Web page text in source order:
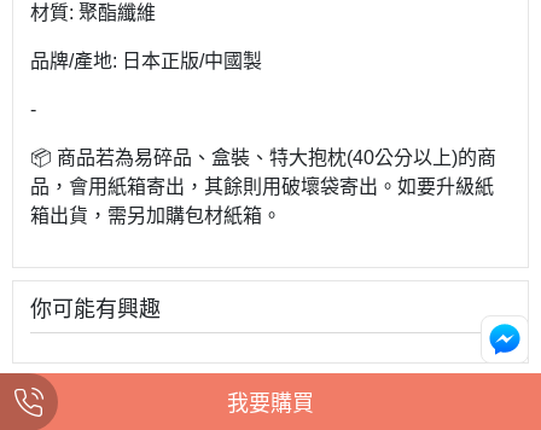
材質: 聚酯纖維
品牌/產地: 日本正版/中國製
-
📦 商品若為易碎品、盒裝、特大抱枕(40公分以上)的商
品，會用紙箱寄出，其餘則用破壞袋寄出。如要升級紙
箱出貨，需另加購包材紙箱。
你可能有興趣
我要購買